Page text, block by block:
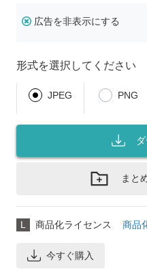
広告を非表示にする
形式を選択してください
JPEG PNG
まと
L 商品化ライセンス 商品
今すぐ購入